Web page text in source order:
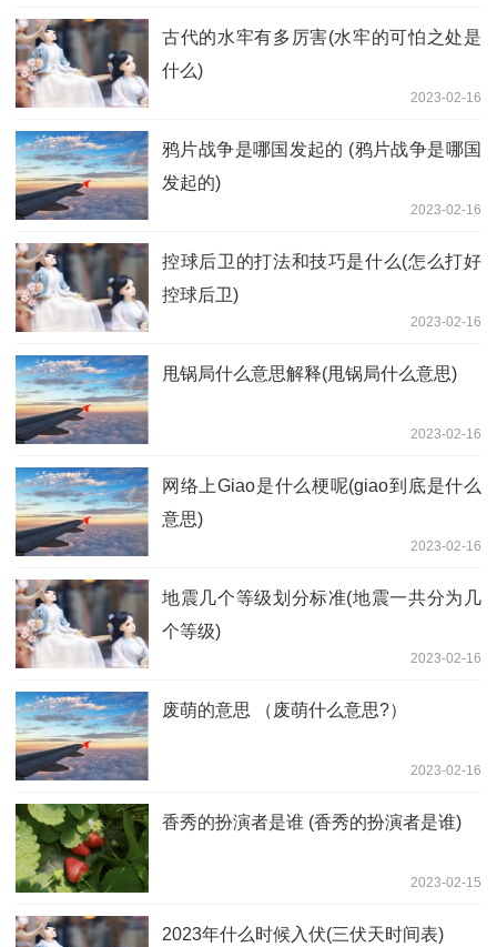
古代的水牢有多厉害(水牢的可怕之处是
什么)
2023-02-16
鸦片战争是哪国发起的 (鸦片战争是哪国
发起的)
2023-02-16
控球后卫的打法和技巧是什么(怎么打好
控球后卫)
2023-02-16
甩锅局什么意思解释(甩锅局什么意思)
2023-02-16
网络上Giao是什么梗呢(giao到底是什么
意思)
2023-02-16
地震几个等级划分标准(地震一共分为几
个等级)
2023-02-16
废萌的意思 （废萌什么意思?）
2023-02-16
香秀的扮演者是谁 (香秀的扮演者是谁)
2023-02-15
2023年什么时候入伏(三伏天时间表)